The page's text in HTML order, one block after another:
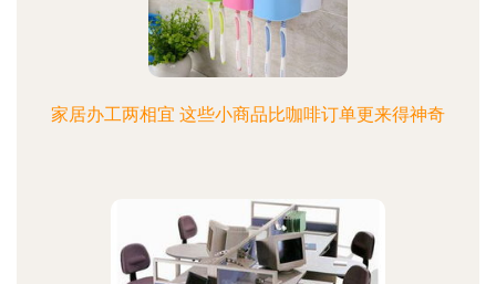
家居办工两相宜 这些小商品比咖啡订单更来得神奇